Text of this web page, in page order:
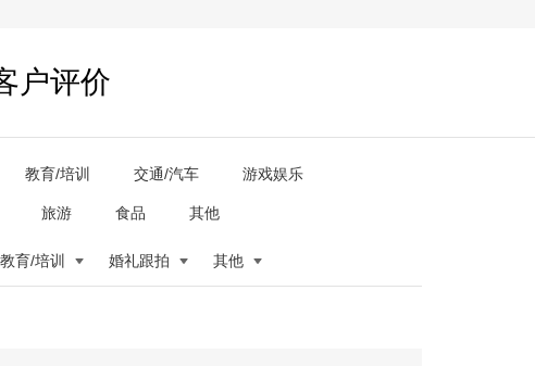
户评价
教育/培训 交通/汽车 游戏娱乐
旅游 食品 其他
教育/培训 婚礼跟拍 其他